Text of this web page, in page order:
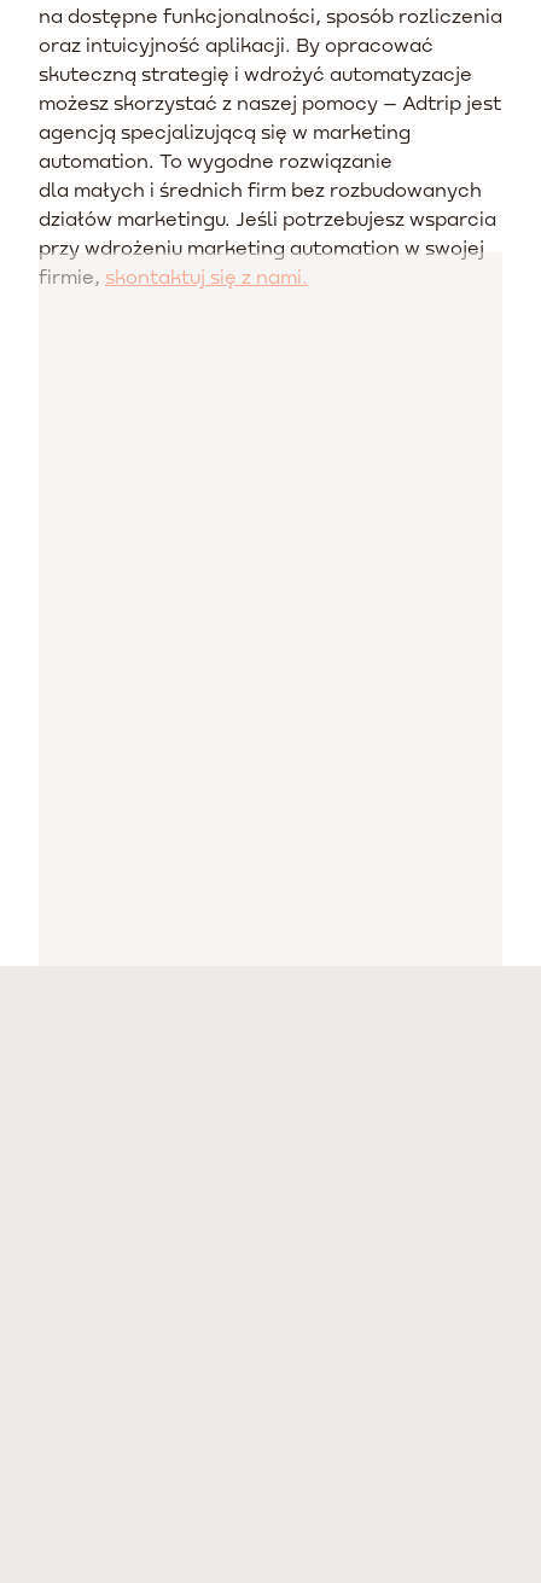
na dostępne funkcjonalności, sposób rozliczenia
oraz intuicyjność aplikacji. By opracować
skuteczną strategię i wdrożyć automatyzacje
możesz skorzystać z naszej pomocy – Adtrip jest
agencją specjalizującą się w marketing
automation. To wygodne rozwiązanie
dla małych i średnich firm bez rozbudowanych
działów marketingu. Jeśli potrzebujesz wsparcia
przy wdrożeniu marketing automation w swojej
firmie, skontaktuj się z nami.